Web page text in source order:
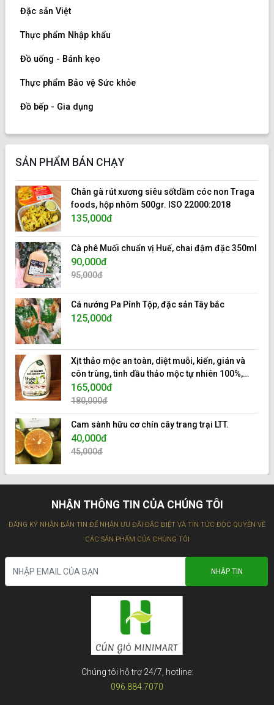
Đặc sản Việt
Thực phẩm Nhập khẩu
Đồ uống - Bánh kẹo
Thực phẩm Bảo vệ Sức khỏe
Đồ bếp - Gia dụng
SẢN PHẨM BÁN CHẠY
Chân gà rút xương siêu sốtdầm cóc non Traga
foods, hộp nhôm 500gr. ISO 22000:2018
135,000đ
Cà phê Muối chuẩn vị Huế, chai đậm đặc 350ml
90,000đ
95,000đ
Cá nướng Pa Pỉnh Tộp, đặc sản Tây bắc
125,000đ
Xịt thảo mộc an toàn, diệt muỗi, kiến, gián và
côn trùng, tinh dầu thảo mộc tự nhiên 100%,
hiệu 10s.
165,000đ
180,000đ
Cam sành hữu cơ chín cây trang trại LTT.
40,000đ
45,000đ
NHẬN THÔNG TIN CỦA CHÚNG TÔI
ĐĂNG KÝ NHẬN BẢN TIN ĐỂ NHẬN ƯU ĐÃI ĐẶC BIỆT VÀ TIN TỨC ĐỘC QUYỀN VỀ
CÁC SẢN PHẨM CỦA CHÚNG TÔI
Chúng tôi hỗ trợ 24/7, hotline:
096.884.7070